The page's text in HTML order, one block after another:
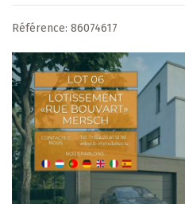
Référence: 86074617